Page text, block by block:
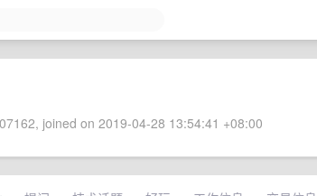
joined on 2019-04-28 13:54:41 +08:00